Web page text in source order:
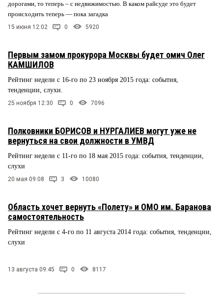
дорогами, то теперь – с недвижимостью. В каком райсуде это будет
происходить теперь — пока загадка
15 июня 12:02 0 5920
Первым замом прокурора Москвы будет омич Олег
КАМШИЛОВ
Рейтинг недели с 16-го по 23 ноября 2015 года: события,
тенденции, слухи.
25 ноября 12:30 0 7096
Полковники БОРИСОВ и НУРГАЛИЕВ могут уже не
вернуться на свои должности в УМВД
Рейтинг недели с 11-го по 18 мая 2015 года: события, тенденции,
слухи
20 мая 09:08 3 10080
Область хочет вернуть «Полету» и ОМО им. Баранова
самостоятельность
Рейтинг недели с 4-го по 11 августа 2014 года: события, тенденции,
слухи
13 августа 09:45 0 8117